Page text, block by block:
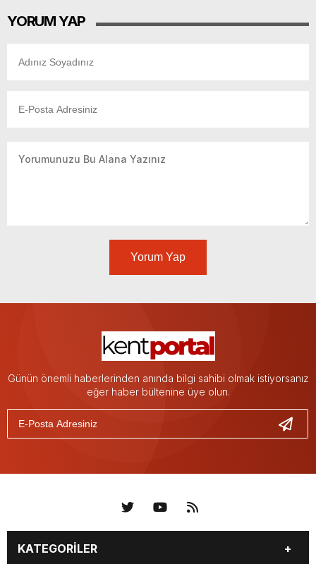
YORUM YAP
Yorum Yap
Günün önemli haberlerinden anında bilgi sahibi olmak istiyorsanız
eğer haber bültenine üye olun.
KATEGORİLER